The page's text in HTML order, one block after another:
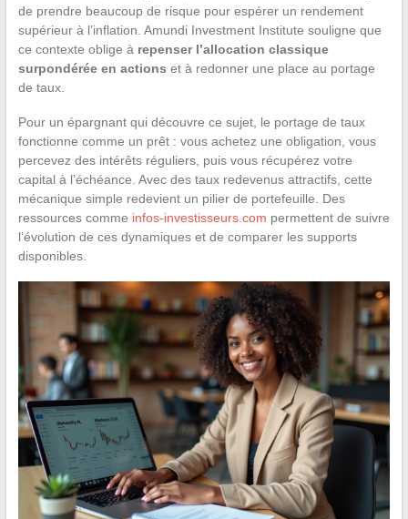
de prendre beaucoup de risque pour espérer un rendement
supérieur à l’inflation. Amundi Investment Institute souligne que
ce contexte oblige à repenser l’allocation classique
surpondérée en actions et à redonner une place au portage
de taux.
Pour un épargnant qui découvre ce sujet, le portage de taux
fonctionne comme un prêt : vous achetez une obligation, vous
percevez des intérêts réguliers, puis vous récupérez votre
capital à l’échéance. Avec des taux redevenus attractifs, cette
mécanique simple redevient un pilier de portefeuille. Des
ressources comme infos-investisseurs.com permettent de suivre
l’évolution de ces dynamiques et de comparer les supports
disponibles.